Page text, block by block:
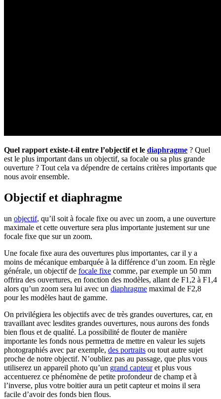
Quel rapport existe-t-il entre l’objectif et le diaphragme ? Quel
est le plus important dans un objectif, sa focale ou sa plus grande
ouverture ? Tout cela va dépendre de certains critères importants que
nous avoir ensemble.
Objectif et diaphragme
un objectif, qu’il soit à focale fixe ou avec un zoom, a une ouverture
maximale et cette ouverture sera plus importante justement sur une
focale fixe que sur un zoom.
Une focale fixe aura des ouvertures plus importantes, car il y a
moins de mécanique embarquée à la différence d’un zoom. En règle
générale, un objectif de focale fixe comme, par exemple un 50 mm
offrira des ouvertures, en fonction des modèles, allant de F1,2 à F1,4
alors qu’un zoom sera lui avec un diaphragme maximal de F2,8
pour les modèles haut de gamme.
On privilégiera les objectifs avec de très grandes ouvertures, car, en
travaillant avec lesdites grandes ouvertures, nous aurons des fonds
bien flous et de qualité. La possibilité de flouter de manière
importante les fonds nous permettra de mettre en valeur les sujets
photographiés avec par exemple, des portraits ou tout autre sujet
proche de notre objectif. N’oubliez pas au passage, que plus vous
utiliserez un appareil photo qu’un grand capteuret plus vous
accentuerez ce phénomène de petite profondeur de champ et à
l’inverse, plus votre boitier aura un petit capteur et moins il sera
facile d’avoir des fonds bien flous.